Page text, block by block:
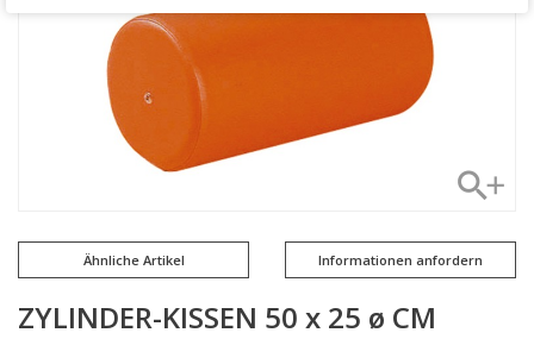
Ähnliche Artikel Informationen anfordern
ZYLINDER-KISSEN 50 x 25 ø CM